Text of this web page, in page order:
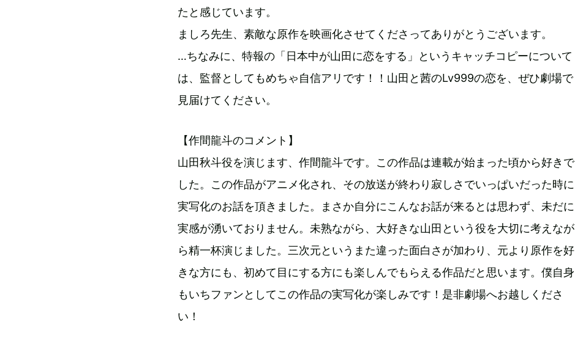
たと感じています。
ましろ先生、素敵な原作を映画化させてくださってありがとうございます。
…ちなみに、特報の「日本中が山田に恋をする」というキャッチコピーについて
は、監督としてもめちゃ自信アリです！！山田と茜のLv999の恋を、ぜひ劇場で
見届けてください。
【作間龍斗のコメント】
山田秋斗役を演じます、作間龍斗です。この作品は連載が始まった頃から好きで
した。この作品がアニメ化され、その放送が終わり寂しさでいっぱいだった時に
実写化のお話を頂きました。まさか自分にこんなお話が来るとは思わず、未だに
実感が湧いておりません。未熟ながら、大好きな山田という役を大切に考えなが
ら精一杯演じました。三次元というまた違った面白さが加わり、元より原作を好
きな方にも、初めて目にする方にも楽しんでもらえる作品だと思います。僕自身
もいちファンとしてこの作品の実写化が楽しみです！是非劇場へお越しくださ
い！